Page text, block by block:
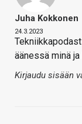
Juha Kokkonen
24.3.2023
äänessä minä
Kirjaudu sisään